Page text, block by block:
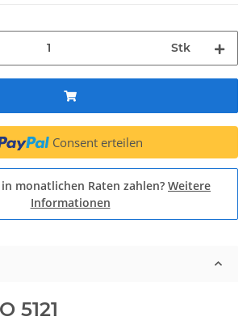
Stk
Consent erteilen
monatlichen Raten zahlen? Weitere
Informationen
5121